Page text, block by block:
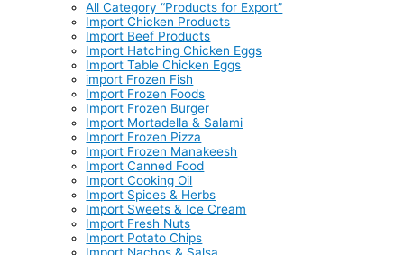
All Category “Products for Export”
Import Chicken Products
Import Beef Products
Import Hatching Chicken Eggs
Import Table Chicken Eggs
import Frozen Fish
Import Frozen Foods
Import Frozen Burger
Import Mortadella & Salami
Import Frozen Pizza
Import Frozen Manakeesh
Import Canned Food
Import Cooking Oil
Import Spices & Herbs
Import Sweets & Ice Cream
Import Fresh Nuts
Import Potato Chips